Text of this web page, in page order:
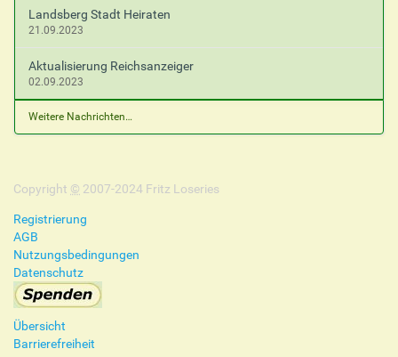
Landsberg Stadt Heiraten
21.09.2023
Aktualisierung Reichsanzeiger
02.09.2023
Weitere Nachrichten…
Copyright © 2007-2024 Fritz Loseries
Registrierung
AGB
Nutzungsbedingungen
Datenschutz
Übersicht
Barrierefreiheit